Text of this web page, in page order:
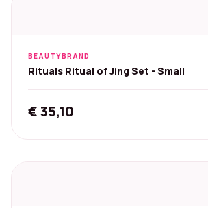
BEAUTYBRAND
Rituals Ritual of Jing Set - Small
€35,10